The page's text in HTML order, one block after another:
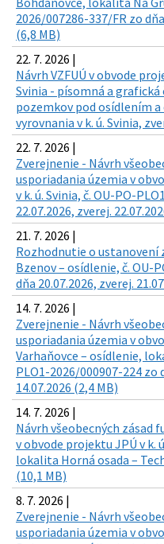
2026/007286-337/FR zo
(6,8 MB)
22. 7. 2026 |
Návrh VZFUÚ v obvode
Svinia - písomná a grafická
pozemkov pod osídlením
vyrovnania v k. ú. Svinia,
22. 7. 2026 |
Zverejnenie - Návrh
usporiadania územia v
v k. ú. Svinia, č. OU-PO-
22.07.2026, zverej.
21. 7. 2026 |
Rozhodnutie o ustanovení
Bzenov – osídlenie, č. OU-
dňa 20.07.2026, zverej.
14. 7. 2026 |
Zverejnenie - Návrh
usporiadania územia v
Varhaňovce – osídlenie,
PLO1-2026/000907-224 zo
14.07.2026 (2,4 MB)
14. 7. 2026 |
Návrh všeobecných zásad
v obvode projektu JPÚ v k.
lokalita Horná osada –
(10,1 MB)
8. 7. 2026 |
Zverejnenie - Návrh
usporiadania územia v